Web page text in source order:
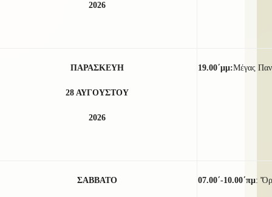
2026
ΠΑΡΑΣΚΕΥΗ
28 ΑΥΓΟΥΣΤΟΥ
2026
19.00΄μμ:Μέγας
ΣΑΒΒΑΤΟ 07.00΄-10.00΄πμ: